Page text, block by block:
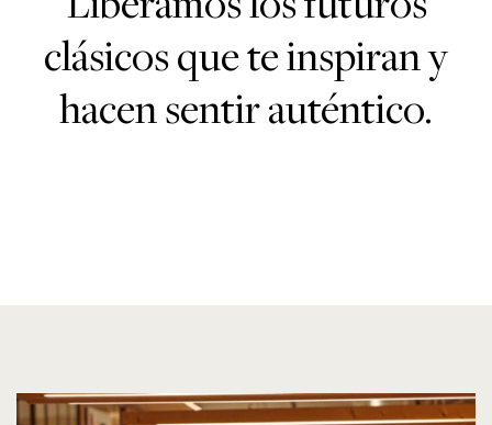
clásicos que te inspiran y
hacen sentir auténtico.